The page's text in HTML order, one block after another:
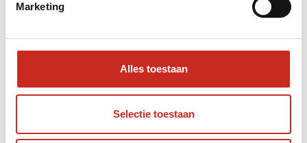
Marketing
Alles toestaan
Selectie toestaan